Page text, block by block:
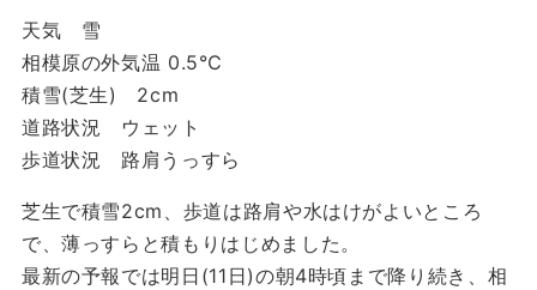
天気 雪
相模原の外気温 0.5℃
積雪(芝生) 2cm
道路状況 ウェット
歩道状況 路肩うっすら
芝生で積雪2cm、歩道は路肩や水はけがよいところ
で、薄っすらと積もりはじめました。
最新の予報では明日(11日)の朝4時頃まで降り続き、相